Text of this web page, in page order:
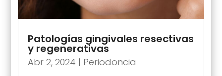
Patologías gingivales resectivas
y regenerativas
Abr 2, 2024 | Periodoncia